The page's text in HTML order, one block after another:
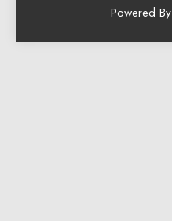
Powered By